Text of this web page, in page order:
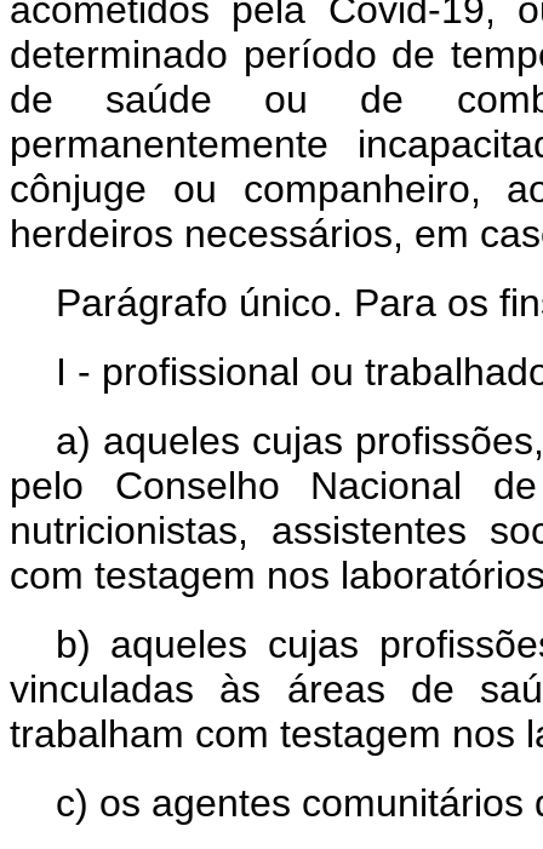
acometidos pela Covid-19,
determinado período de
de saúde ou de
permanentemente
cônjuge ou companheiro,
herdeiros necessários, em
Parágrafo único. Para os
I - profissional ou
a) aqueles cujas
pelo Conselho Nacional
nutricionistas, assistentes
com testagem nos
b) aqueles cujas
vinculadas às áreas de
trabalham com testagem nos
c) os agentes